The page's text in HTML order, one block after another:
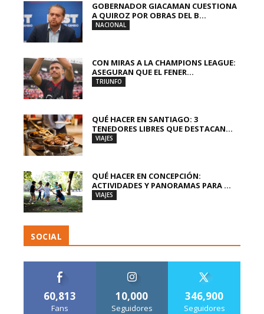
GOBERNADOR GIACAMAN CUESTIONA
A QUIROZ POR OBRAS DEL B...
NACIONAL
CON MIRAS A LA CHAMPIONS LEAGUE:
ASEGURAN QUE EL FENER...
TRIUNFO
QUÉ HACER EN SANTIAGO: 3
TENEDORES LIBRES QUE DESTACAN...
VIAJES
QUÉ HACER EN CONCEPCIÓN:
ACTIVIDADES Y PANORAMAS PARA ...
VIAJES
SOCIAL
60,813
Fans
10,000
Seguidores
346,900
Seguidores